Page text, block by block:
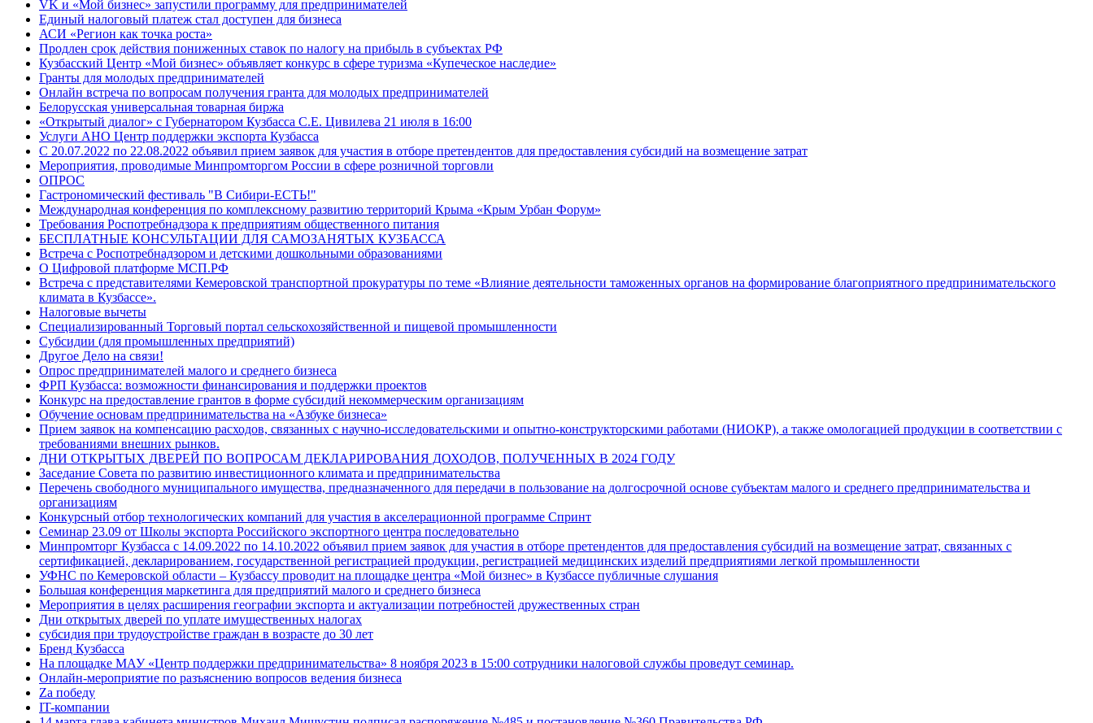
VK и «Мой бизнес» запустили программу для предпринимателей
Единый налоговый платеж стал доступен для бизнеса
АСИ «Регион как точка роста»
Продлен срок действия пониженных ставок по налогу на прибыль в субъектах РФ
Кузбасский Центр «Мой бизнес» объявляет конкурс в сфере туризма «Купеческое наследие»
Гранты для молодых предпринимателей
Онлайн встреча по вопросам получения гранта для молодых предпринимателей
Белорусская универсальная товарная биржа
«Открытый диалог» с Губернатором Кузбасса С.Е. Цивилева 21 июля в 16:00
Услуги АНО Центр поддержки экспорта Кузбасса
С 20.07.2022 по 22.08.2022 объявил прием заявок для участия в отборе претендентов для предоставления субсидий на возмещение затрат
Мероприятия, проводимые Минпромторгом России в сфере розничной торговли
ОПРОС
Гастрономический фестиваль "В Сибири-ЕСТЬ!"
Международная конференция по комплексному развитию территорий Крыма «Крым Урбан Форум»
Требования Роспотребнадзора к предприятиям общественного питания
БЕСПЛАТНЫЕ КОНСУЛЬТАЦИИ ДЛЯ САМОЗАНЯТЫХ КУЗБАССА
Встреча с Роспотребнадзором и детскими дошкольными образованиями
О Цифровой платформе МСП.РФ
Встреча с представителями Кемеровской транспортной прокуратуры по теме «Влияние деятельности таможенных органов на формирование благоприятного предпринимательского
климата в Кузбассе».
Налоговые вычеты
Специализированный Торговый портал сельскохозяйственной и пищевой промышленности
Субсидии (для промышленных предприятий)
Другое Дело на связи!
Опрос предпринимателей малого и среднего бизнеса
ФРП Кузбасса: возможности финансирования и поддержки проектов
Конкурс на предоставление грантов в форме субсидий некоммерческим организациям
Обучение основам предпринимательства на «Азбуке бизнеса»
Прием заявок на компенсацию расходов, связанных с научно-исследовательскими и опытно-конструкторскими работами (НИОКР), а также омологацией продукции в соответствии с
требованиями внешних рынков.
ДНИ ОТКРЫТЫХ ДВЕРЕЙ ПО ВОПРОСАМ ДЕКЛАРИРОВАНИЯ ДОХОДОВ, ПОЛУЧЕННЫХ В 2024 ГОДУ
Заседание Совета по развитию инвестиционного климата и предпринимательства
Перечень свободного муниципального имущества, предназначенного для передачи в пользование на долгосрочной основе субъектам малого и среднего предпринимательства и
организациям
Конкурсный отбор технологических компаний для участия в акселерационной программе Спринт
Семинар 23.09 от Школы экспорта Российского экспортного центра последовательно
Минпромторг Кузбасса с 14.09.2022 по 14.10.2022 объявил прием заявок для участия в отборе претендентов для предоставления субсидий на возмещение затрат, связанных с
сертификацией, декларированием, государственной регистрацией продукции, регистрацией медицинских изделий предприятиями легкой промышленности
УФНС по Кемеровской области – Кузбассу проводит на площадке центра «Мой бизнес» в Кузбассе публичные слушания
Большая конференция маркетинга для предприятий малого и среднего бизнеса
Мероприятия в целях расширения географии экспорта и актуализации потребностей дружественных стран
Дни открытых дверей по уплате имущественных налогах
субсидия при трудоустройстве граждан в возрасте до 30 лет
Бренд Кузбасса
На площадке МАУ «Центр поддержки предпринимательства» 8 ноября 2023 в 15:00 сотрудники налоговой службы проведут семинар.
Онлайн-мероприятие по разъяснению вопросов ведения бизнеса
Za победу
IT-компании